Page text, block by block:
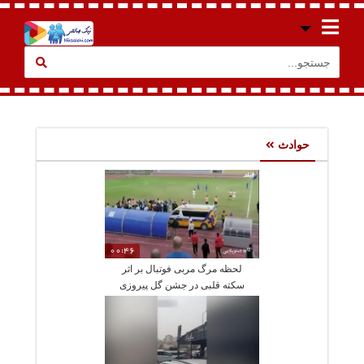
حوادث
00:46
لحظه مرگ مربی فوتبال بر اثر
سکته قلبی در جشن گل پیروزی